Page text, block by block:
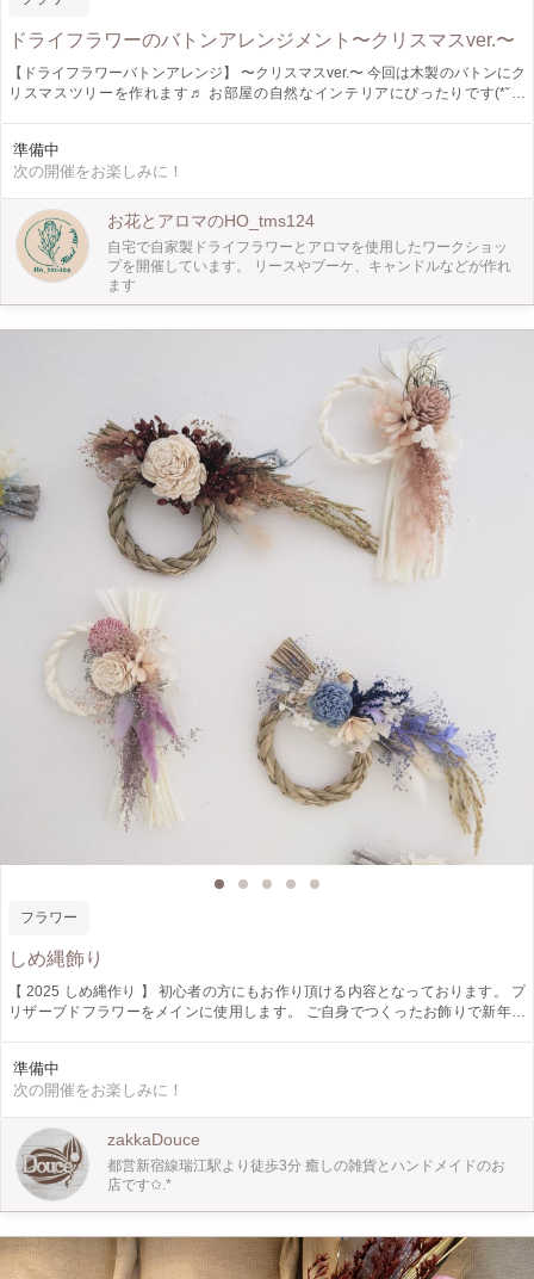
ドライフラワーのバトンアレンジメント〜クリスマスver.〜
【ドライフラワーバトンアレンジ】 〜クリスマスver.〜 今回は木製のバトンにク
リスマスツリーを作れます♬ お部屋の自然なインテリアにぴったりです(*˘︶
準備中
次の開催をお楽しみに！
お花とアロマのHO_tms124
自宅で自家製ドライフラワーとアロマを使用したワークショッ
プを開催しています。 リースやブーケ、キャンドルなどが作れ
ます
フラワー
しめ縄飾り
【 2025 しめ縄作り 】 初心者の方にもお作り頂ける内容となっております。 プ
リザーブドフラワーをメインに使用します。 ご自身でつくったお飾りで新年を
ュー(大/小)をご連絡ください。 ご予約時のお支払いは最低料金の¥2420で設定し
ております。 大サイズをご希望の方は当日差額をお支払いいただきます。
準備中
次の開催をお楽しみに！
zakkaDouce
都営新宿線瑞江駅より徒歩3分 癒しの雑貨とハンドメイドのお
店です✩.*